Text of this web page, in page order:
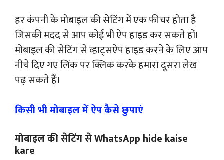
हर कंपनी के मोबाइल की सेटिंग में एक फीचर होता है
जिसकी मदद से आप कोई भी ऐप हाइड कर सकते हों।
मोबाइल की सेटिंग से व्हाट्सऐप हाइड करने के लिए आप
नीचे दिए गए लिंक पर क्लिक करके हमारा दूसरा लेख
पढ़ सकते हैं।
किसी भी मोबाइल में ऐप कैसे छुपाएं
मोबाइल की सेटिंग से WhatsApp hide kaise
kare